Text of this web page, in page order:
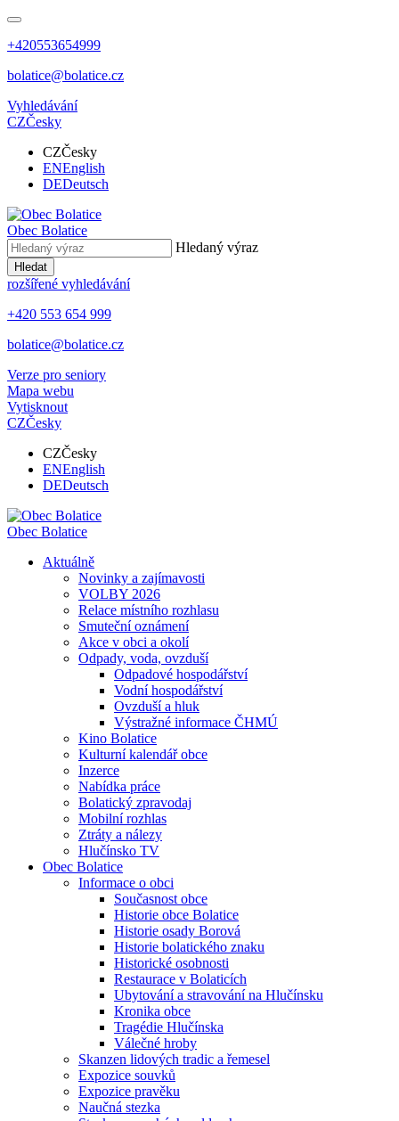
+420553654999
bolatice@bolatice.cz
Vyhledávání
CZČesky
CZČesky
ENEnglish
DEDeutsch
Obec Bolatice
Hledaný výraz
Hledat
rozšířené vyhledávání
+420 553 654 999
bolatice@bolatice.cz
Verze pro seniory
Mapa webu
Vytisknout
CZČesky
CZČesky
ENEnglish
DEDeutsch
Obec Bolatice
Aktuálně
Novinky a zajímavosti
VOLBY 2026
Relace místního rozhlasu
Smuteční oznámení
Akce v obci a okolí
Odpady, voda, ovzduší
Odpadové hospodářství
Vodní hospodářství
Ovzduší a hluk
Výstražné informace ČHMÚ
Kino Bolatice
Kulturní kalendář obce
Inzerce
Nabídka práce
Bolatický zpravodaj
Mobilní rozhlas
Ztráty a nálezy
Hlučínsko TV
Obec Bolatice
Informace o obci
Současnost obce
Historie obce Bolatice
Historie osady Borová
Historie bolatického znaku
Historické osobnosti
Restaurace v Bolaticích
Ubytování a stravování na Hlučínsku
Kronika obce
Tragédie Hlučínska
Válečné hroby
Skanzen lidových tradic a řemesel
Expozice souvků
Expozice pravěku
Naučná stezka